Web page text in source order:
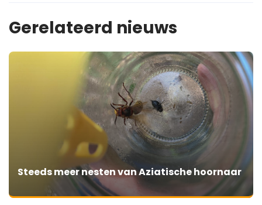
Gerelateerd nieuws
Steeds meer nesten van Aziatische hoornaar